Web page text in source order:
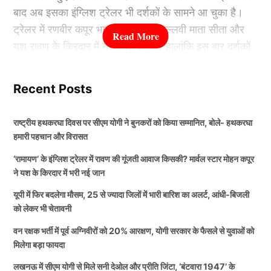
limping.#TeamIndia #Siraj #INDvSA
pic.twitter.com/iYqiztejnF
हर्षित राणा की जगह 24 घंटे पहले मिला था
मौका
मोहम्मद सिराज को आईसीसी टी20 विश्व कप 2026 के लिए टीम
इंडिया (Team India) में मौका नही दिया गया था, लेकिन टूर्नामेंट
शुरू होने से पहले ही हर्षित राणा (Harshit Rana), न्यूजीलैंड के
नामीबिया के खिलाफ मैच से ठीक पहले हर्षित राणा की जगह पर
मोहम्मद सिराज को टीम इंडिया में मौका दिया गया था.
बाद अब इसका इंग्लिश ट्रेलर भी दर्शकों के सामने आ चुका है।
ट्रेलर में रणबीर कपूर भगवान राम, साई पल्लवी माता सीता और
यश रावण के किरदार में नजर आ रहे हैं। हालांकि इस बार दर्शकों
कपूर ने दी है, जो अंतरराष्ट्रीय स्तर पर भी अपनी पहचान बना
मोहन कपूर भारतीय मनोरंजन जगत का जाना-पहचाना नाम हैं,
लेकिन अंतरराष्ट्रीय दर्शकों के बीच उनकी पहचान मार्वल की
Marvel’ और फिल्म ‘The Marvels’ में यूसुफ खान का किरदार
निभाया था। इसके अलावा वह कई भारतीय फिल्मों और टेलीविजन
Recent Posts
राष्ट्रीय हथकरघा दिवस पर सीएम योगी ने बुनकरों को किया सम्मानित, बोले- हथकरघा
हमारी पहचान और विरासत
‘रामायण’ के इंग्लिश ट्रेलर में रावण की गूंजती आवाज किसकी? मार्वल स्टार मोहन कपूर
ने यश के किरदार में भरी नई जान
यूपी में फिर बदलेगा मौसम, 25 से ज्यादा जिलों में भारी बारिश का अलर्ट, आंधी-बिजली
को लेकर भी चेतावनी
वन रक्षक भर्ती में पूर्व अग्निवीरों को 20% आरक्षण, योगी सरकार के फैसले से युवाओं को
मिलेगा बड़ा फायदा
लखनऊ में सीएम योगी से मिले सनी देओल और प्रीति जिंटा, ‘बंटवारा 1947’ के